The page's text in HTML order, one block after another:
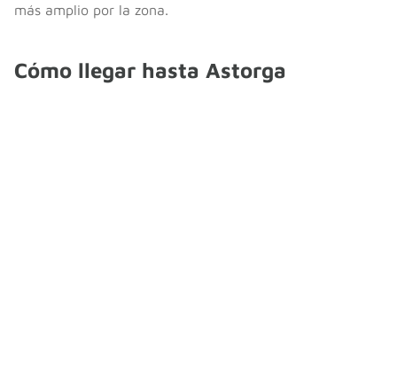
más amplio por la zona.
Cómo llegar hasta Astorga